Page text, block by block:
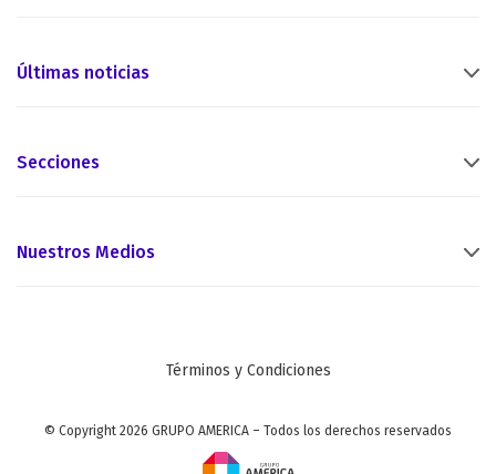
Últimas noticias
Secciones
Nuestros Medios
Términos y Condiciones
© Copyright 2026 GRUPO AMERICA – Todos los derechos reservados